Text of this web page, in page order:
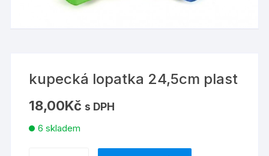
kupecká lopatka 24,5cm plast
18,00Kč s DPH
6 skladem